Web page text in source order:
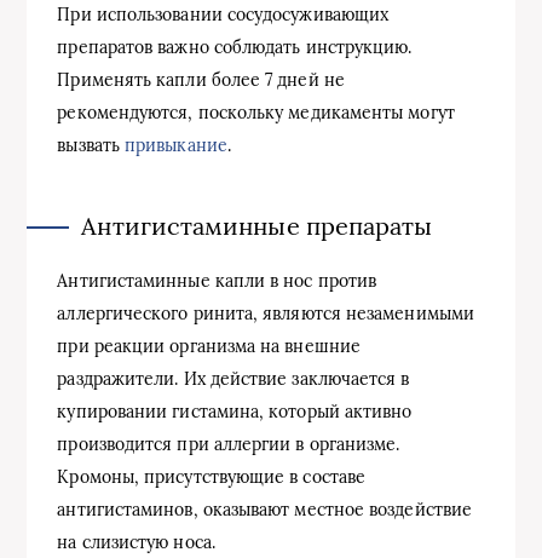
При использовании сосудосуживающих
препаратов важно соблюдать инструкцию.
Применять капли более 7 дней не
рекомендуются, поскольку медикаменты могут
вызватьпривыкание.
Антигистаминные препараты
Антигистаминные капли в нос против
аллергического ринита, являются незаменимыми
при реакции организма на внешние
раздражители. Их действие заключается в
купировании гистамина, который активно
производится при аллергии в организме.
Кромоны, присутствующие в составе
антигистаминов, оказывают местное воздействие
на слизистую носа.